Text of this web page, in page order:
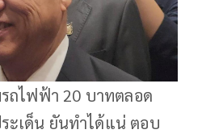
ถไฟฟ้า 20 บาทตลอด
ะเด็น ยันทำได้แน่ ตอบ